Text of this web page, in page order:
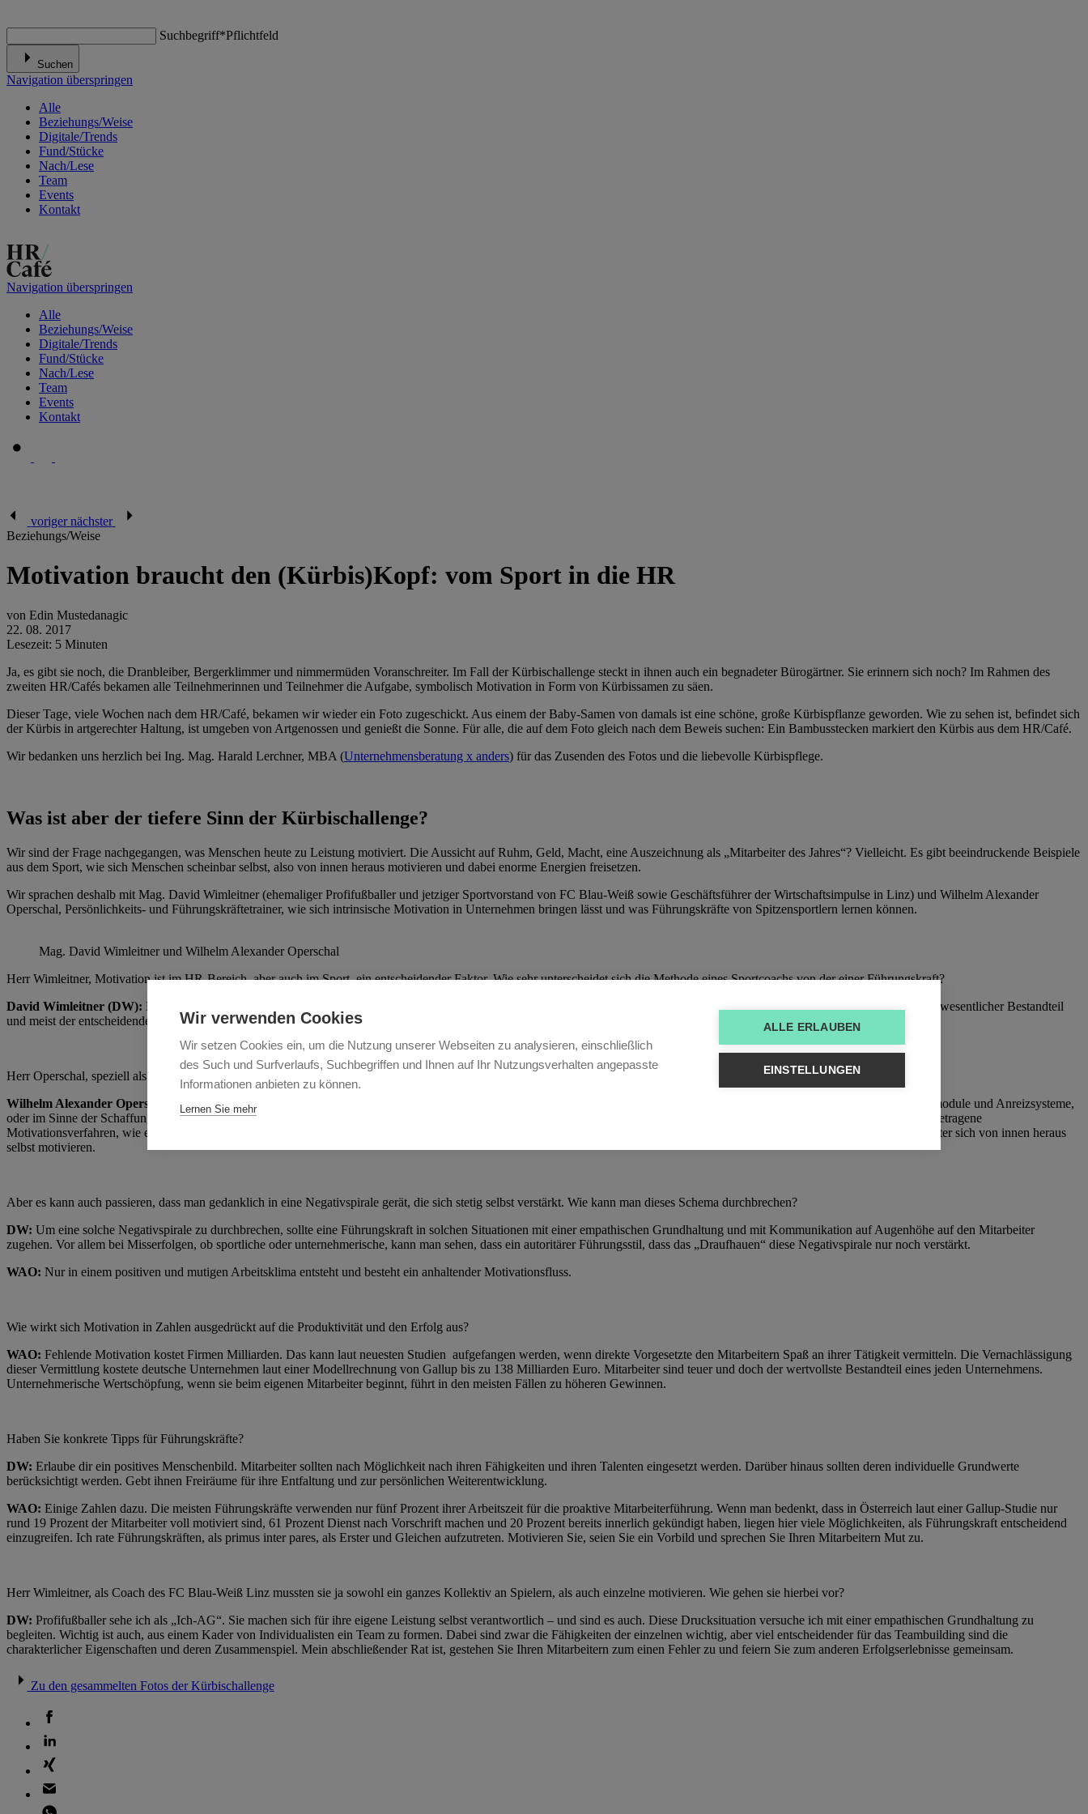
Suchbegriff*Pflichtfeld
Suchen
Navigation überspringen
Alle
Beziehungs/Weise
Digitale/Trends
Fund/Stücke
Nach/Lese
Team
Events
Kontakt
Navigation überspringen
Alle
Beziehungs/Weise
Digitale/Trends
Fund/Stücke
Nach/Lese
Team
Events
Kontakt
voriger nächster
Beziehungs/Weise
Motivation braucht den (Kürbis)Kopf: vom Sport in die HR
von Edin Mustedanagic
22. 08. 2017
Lesezeit: 5 Minuten
Ja, es gibt sie noch, die Dranbleiber, Bergerklimmer und nimmermüden Voranschreiter. Im Fall der Kürbischallenge steckt in ihnen auch ein begnadeter Bürogärtner. Sie erinnern sich noch? Im Rahmen des
zweiten HR/Cafés bekamen alle Teilnehmerinnen und Teilnehmer die Aufgabe, symbolisch Motivation in Form von Kürbissamen zu säen.
Dieser Tage, viele Wochen nach dem HR/Café, bekamen wir wieder ein Foto zugeschickt. Aus einem der Baby-Samen von damals ist eine schöne, große Kürbispflanze geworden. Wie zu sehen ist, befindet sich
der Kürbis in artgerechter Haltung, ist umgeben von Artgenossen und genießt die Sonne. Für alle, die auf dem Foto gleich nach dem Beweis suchen: Ein Bambusstecken markiert den Kürbis aus dem HR/Café.
Wir bedanken uns herzlich bei Ing. Mag. Harald Lerchner, MBA (Unternehmensberatung x anders) für das Zusenden des Fotos und die liebevolle Kürbispflege.
Was ist aber der tiefere Sinn der Kürbischallenge?
Wir sind der Frage nachgegangen, was Menschen heute zu Leistung motiviert. Die Aussicht auf Ruhm, Geld, Macht, eine Auszeichnung als „Mitarbeiter des Jahres“? Vielleicht. Es gibt beeindruckende Beispiele
aus dem Sport, wie sich Menschen scheinbar selbst, also von innen heraus motivieren und dabei enorme Energien freisetzen.
Wir sprachen deshalb mit Mag. David Wimleitner (ehemaliger Profifußballer und jetziger Sportvorstand von FC Blau-Weiß sowie Geschäftsführer der Wirtschaftsimpulse in Linz) und Wilhelm Alexander
Operschal, Persönlichkeits- und Führungskräftetrainer, wie sich intrinsische Motivation in Unternehmen bringen lässt und was Führungskräfte von Spitzensportlern lernen können.
Mag. David Wimleitner und Wilhelm Alexander Operschal
Herr Wimleitner, Motivation ist im HR-Bereich, aber auch im Sport, ein entscheidender Faktor. Wie sehr unterscheidet sich die Methode eines Sportcoachs von der einer Führungskraft?
David Wimleitner (DW): Die Methoden unterscheiden sich eigentlich nicht. Im Sport ist nur das Ergebnis meist schneller und deutlicher sichtbar. Speziell im Sport ist der „Kopf“ ein wesentlicher Bestandteil
und meist der entscheidende Faktor zwischen Erfolg und Misserfolg.
Herr Operschal, speziell als Führungskräftetrainer - welche sind für Sie die wichtigsten Elemente, um nachhaltige Motivation zu erzielen?
Wilhelm Alexander Operschal (WAO):Verantwortlich für den Grad der Motivation in einem Unternehmen sind ja vor allem die Führungskräfte. Ob durch extrinsische Motivationsmodule und Anreizsysteme,
oder im Sinne der Schaffung aller Möglichkeiten, damit intrinsische Motivation entsteht. Mit extrinsisch meine ich zum Beispiel das von den Führungskräften an die Mitarbeiter herangetragene
Motivationsverfahren, wie eine finanzielle Belohnung für einen guten Verbesserungsvorschlag. Intrinsisch steht für einen Führungsstil, der die Möglichkeiten vorgibt, dass die Mitarbeiter sich von innen heraus
selbst motivieren.
Aber es kann auch passieren, dass man gedanklich in eine Negativspirale gerät, die sich stetig selbst verstärkt. Wie kann man dieses Schema durchbrechen?
DW: Um eine solche Negativspirale zu durchbrechen, sollte eine Führungskraft in solchen Situationen mit einer empathischen Grundhaltung und mit Kommunikation auf Augenhöhe auf den Mitarbeiter
zugehen. Vor allem bei Misserfolgen, ob sportliche oder unternehmerische, kann man sehen, dass ein autoritärer Führungsstil, dass das „Draufhauen“ diese Negativspirale nur noch verstärkt.
WAO: Nur in einem positiven und mutigen Arbeitsklima entsteht und besteht ein anhaltender Motivationsfluss.
Wie wirkt sich Motivation in Zahlen ausgedrückt auf die Produktivität und den Erfolg aus?
WAO: Fehlende Motivation kostet Firmen Milliarden. Das kann laut neuesten Studien aufgefangen werden, wenn direkte Vorgesetzte den Mitarbeitern Spaß an ihrer Tätigkeit vermitteln. Die Vernachlässigung
dieser Vermittlung kostete deutsche Unternehmen laut einer Modellrechnung von Gallup bis zu 138 Milliarden Euro. Mitarbeiter sind teuer und doch der wertvollste Bestandteil eines jeden Unternehmens.
Unternehmerische Wertschöpfung, wenn sie beim eigenen Mitarbeiter beginnt, führt in den meisten Fällen zu höheren Gewinnen.
Haben Sie konkrete Tipps für Führungskräfte?
DW: Erlaube dir ein positives Menschenbild. Mitarbeiter sollten nach Möglichkeit nach ihren Fähigkeiten und ihren Talenten eingesetzt werden. Darüber hinaus sollten deren individuelle Grundwerte
berücksichtigt werden. Gebt ihnen Freiräume für ihre Entfaltung und zur persönlichen Weiterentwicklung.
WAO: Einige Zahlen dazu. Die meisten Führungskräfte verwenden nur fünf Prozent ihrer Arbeitszeit für die proaktive Mitarbeiterführung. Wenn man bedenkt, dass in Österreich laut einer Gallup-Studie nur
rund 19 Prozent der Mitarbeiter voll motiviert sind, 61 Prozent Dienst nach Vorschrift machen und 20 Prozent bereits innerlich gekündigt haben, liegen hier viele Möglichkeiten, als Führungskraft entscheidend
einzugreifen. Ich rate Führungskräften, als primus inter pares, als Erster und Gleichen aufzutreten. Motivieren Sie, seien Sie ein Vorbild und sprechen Sie Ihren Mitarbeitern Mut zu.
Herr Wimleitner, als Coach des FC Blau-Weiß Linz mussten sie ja sowohl ein ganzes Kollektiv an Spielern, als auch einzelne motivieren. Wie gehen sie hierbei vor?
DW: Profifußballer sehe ich als „Ich-AG“. Sie machen sich für ihre eigene Leistung selbst verantwortlich – und sind es auch. Diese Drucksituation versuche ich mit einer empathischen Grundhaltung zu
begleiten. Wichtig ist auch, aus einem Kader von Individualisten ein Team zu formen. Dabei sind zwar die Fähigkeiten der einzelnen wichtig, aber viel entscheidender für das Teambuilding sind die
charakterlicher Eigenschaften und deren Zusammenspiel. Mein abschließender Rat ist, gestehen Sie Ihren Mitarbeitern zum einen Fehler zu und feiern Sie zum anderen Erfolgserlebnisse gemeinsam.
Zu den gesammelten Fotos der Kürbischallenge
Wir verwenden Cookies
Wir setzen Cookies ein, um die Nutzung unserer Webseiten zu analysieren, einschließlich
des Such und Surfverlaufs, Suchbegriffen und Ihnen auf Ihr Nutzungsverhalten angepasste
Informationen anbieten zu können.
Lernen Sie mehr
ALLE ERLAUBEN
EINSTELLUNGEN